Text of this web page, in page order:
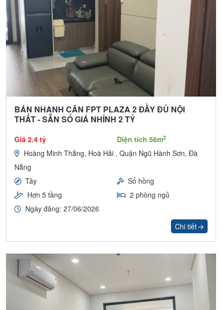
BÁN NHANH CĂN FPT PLAZA 2 ĐẦY ĐỦ NỘI
THẤT - SẴN SỔ GIÁ NHỈNH 2 TỶ
Giá 2.4 tỷ Diện tích 56m2
Hoàng Minh Thắng, Hoà Hải , Quận Ngũ Hành Sơn, Đà
Nẵng
Tây
Sổ hồng
Hơn 5 tầng
2 phòng ngủ
Ngày đăng: 27/06/2026
Chi tiết